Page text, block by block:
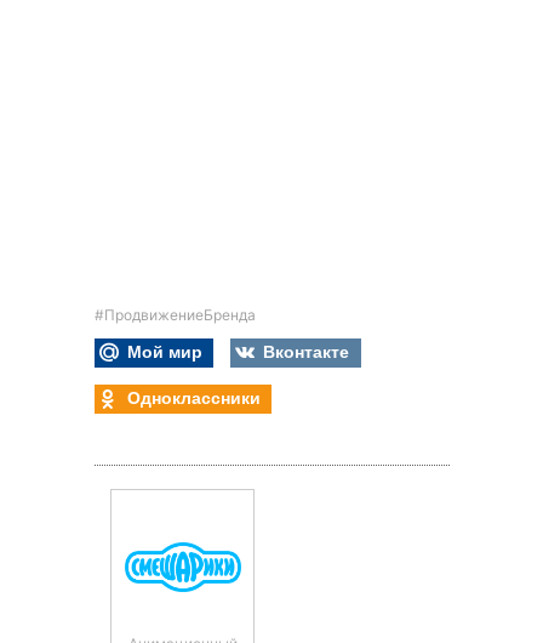
#ПродвижениеБренда
Мой мир
Вконтакте
Одноклассники